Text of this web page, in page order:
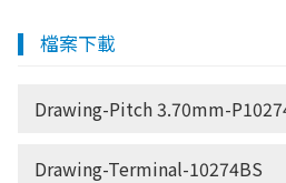
檔案下載
Drawing-Pitch 3.70mm-
Drawing-Terminal-10274BS